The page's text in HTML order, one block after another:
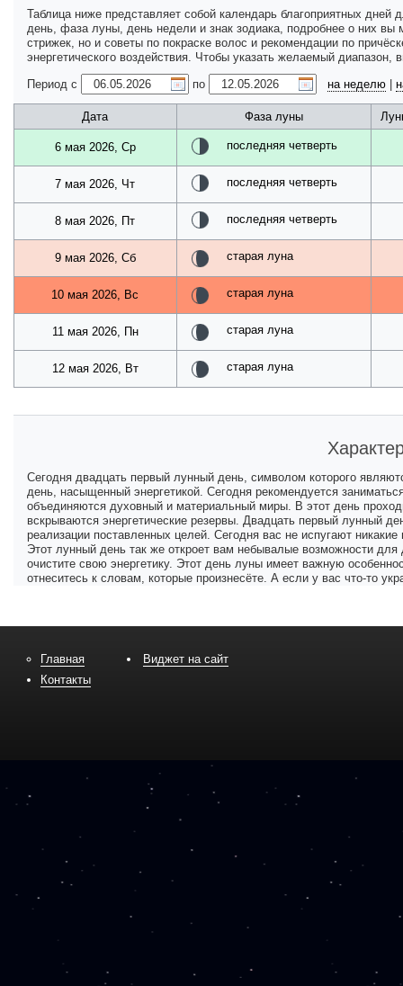
Таблица ниже представляет собой календарь благоприятных
день, фаза луны, день недели и знак зодиака, подробнее о них вы
стрижек, но и советы по покраске волос и рекомендации по
энергетического воздействия. Чтобы указать желаемый
Период с
по на неделю
Дата Фаза луны
6 мая 2026, Ср последняя четверть
7 мая 2026, Чт последняя четверть
8 мая 2026, Пт последняя четверть
9 мая 2026, Сб старая луна
10 мая 2026, Вс старая луна
11 мая 2026, Пн старая луна
12 мая 2026, Вт старая луна
Сегодня двадцать первый лунный день, символом которого
день, насыщенный энергетикой. Сегодня рекомендуется
объединяются духовный и материальный миры. В этот день
вскрываются энергетические резервы. Двадцать первый лунный
реализации поставленных целей. Сегодня вас не испугают
Этот лунный день так же откроет вам небывалые возможности для
очистите свою энергетику. Этот день луны имеет важную
отнеситесь к словам, которые произнесёте. А если у вас что-то
Главная
Контакты
Виджет на сайт